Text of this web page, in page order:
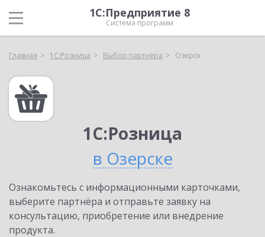
1С:Предприятие 8
Система программ
Главная 1С:Розница Выбор партнёра Озерск
1С:Розница
в Озерске
Ознакомьтесь с информационными карточками,
выберите партнёра и отправьте заявку на
консультацию, приобретение или внедрение
продукта.